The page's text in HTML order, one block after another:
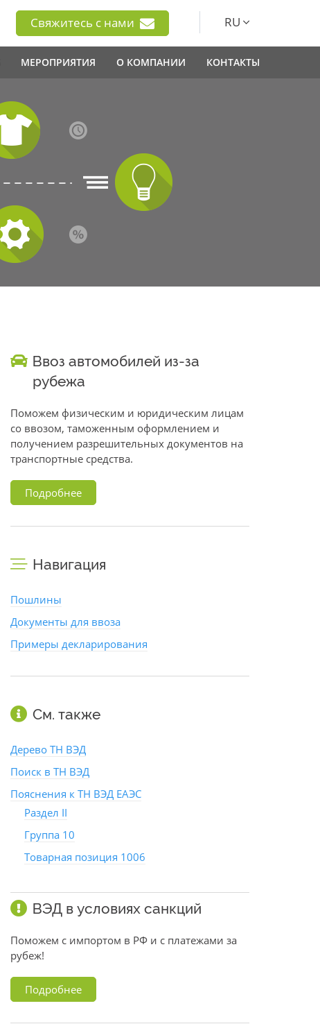
Свяжитесь с нами RU
МЕРОПРИЯТИЯ О КОМПАНИИ КОНТАКТЫ
Ввоз автомобилей из-за
рубежа
Поможем физическим и юридическим лицам
со ввозом, таможенным оформлением и
получением разрешительных документов на
транспортные средства.
Подробнее
Навигация
Пошлины
Документы для ввоза
Примеры декларирования
См. также
Дерево ТН ВЭД
Поиск в ТН ВЭД
Пояснения к ТН ВЭД ЕАЭС
Раздел II
Группа 10
Товарная позиция 1006
ВЭД в условиях санкций
Поможем с импортом в РФ и с платежами за
рубеж!
Подробнее